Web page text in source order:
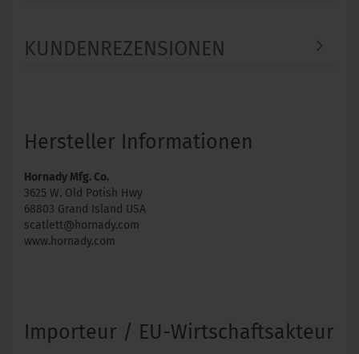
KUNDENREZENSIONEN
Hersteller Informationen
Hornady Mfg. Co.
3625 W. Old Potish Hwy
68803 Grand Island USA
scatlett@hornady.com
www.hornady.com
Importeur / EU-Wirtschaftsakteur